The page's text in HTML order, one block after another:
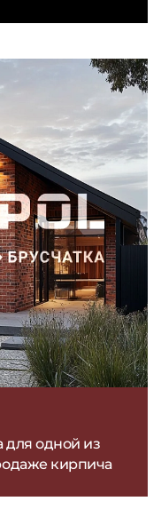
для одной из
кирпича